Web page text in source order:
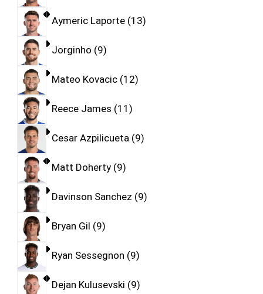
Aymeric Laporte 13
Jorginho 9
Mateo Kovacic 12
Reece James 11
Cesar Azpilicueta 9
Matt Doherty 9
Davinson Sanchez 9
Bryan Gil 9
Ryan Sessegnon 9
Dejan Kulusevski 9